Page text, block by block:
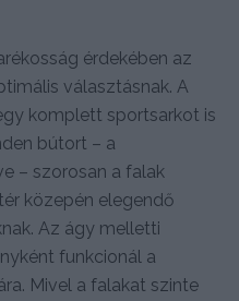
érdekében az
választásnak. A
komplett sportsarkot is
bútort – a
– szorosan a falak
közepén elegendő
Az ágy melletti
funkcionál a
Mivel a falakat szinte